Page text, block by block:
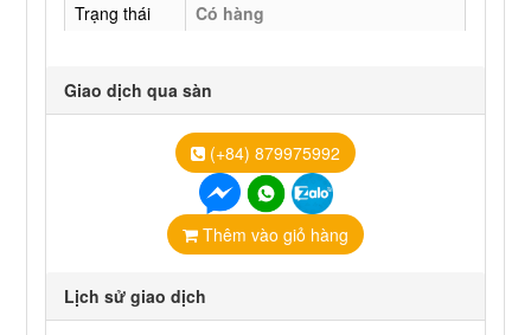
Trạng thái
Có hàng
Giao dịch qua sàn
(+84) 879975992
Thêm vào giỏ hàng
Lịch sử giao dịch